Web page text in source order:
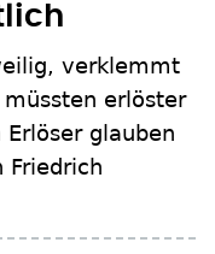
verklemmt
erlöster
glauben
Friedrich